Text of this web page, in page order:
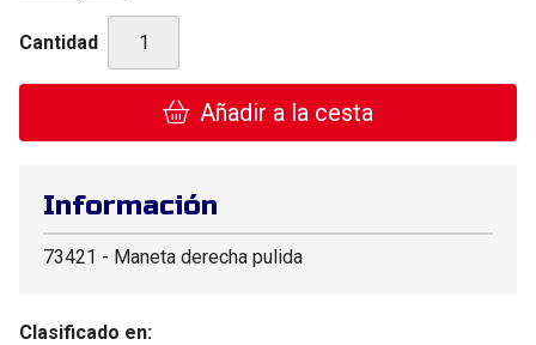
Cantidad
Añadir a la cesta
Información
73421 - Maneta derecha pulida
Clasificado en: